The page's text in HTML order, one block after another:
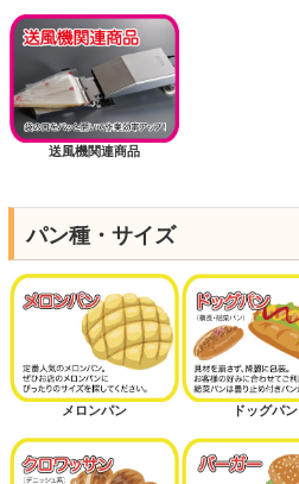
送風機関連商品
パン種・サイズ
メロンパン ドッグパン